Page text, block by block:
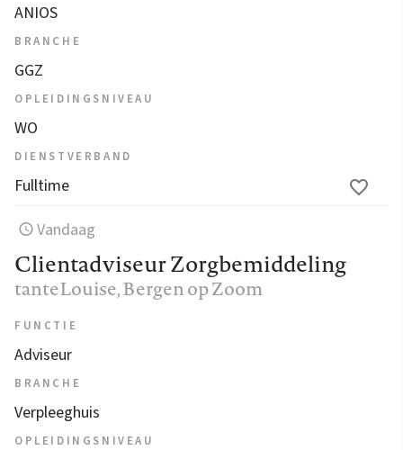
ANIOS
BRANCHE
GGZ
OPLEIDINGSNIVEAU
WO
DIENSTVERBAND
Fulltime
Vandaag
Clientadviseur Zorgbemiddeling
tanteLouise, Bergen op Zoom
FUNCTIE
Adviseur
BRANCHE
Verpleeghuis
OPLEIDINGSNIVEAU